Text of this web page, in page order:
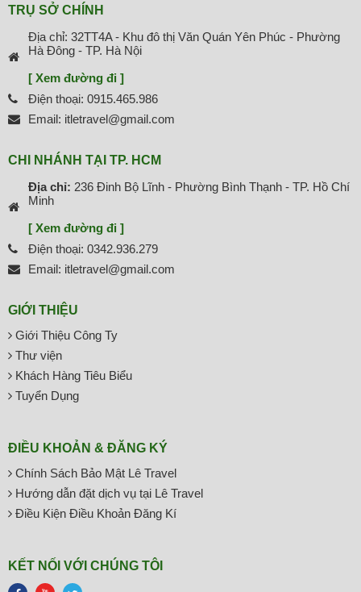
TRỤ SỞ CHÍNH
Địa chỉ: 32TT4A - Khu đô thị Văn Quán Yên Phúc - Phường
Hà Đông - TP. Hà Nội
[ Xem đường đi ]
Điện thoại: 0915.465.986
Email: itletravel@gmail.com
CHI NHÁNH TẠI TP. HCM
Địa chỉ: 236 Đinh Bộ Lĩnh - Phường Bình Thạnh - TP. Hồ Chí
Minh
[ Xem đường đi ]
Điện thoại: 0342.936.279
Email: itletravel@gmail.com
GIỚI THIỆU
Giới Thiệu Công Ty
Thư viện
Khách Hàng Tiêu Biểu
Tuyển Dụng
ĐIỀU KHOẢN & ĐĂNG KÝ
Chính Sách Bảo Mật Lê Travel
Hướng dẫn đặt dịch vụ tại Lê Travel
Điều Kiện Điều Khoản Đăng Kí
KẾT NỐI VỚI CHÚNG TÔI